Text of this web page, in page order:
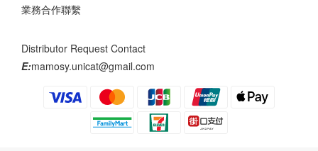
業務合作聯繫
Distributor Request Contact
E:mamosy.unicat@gmail.com